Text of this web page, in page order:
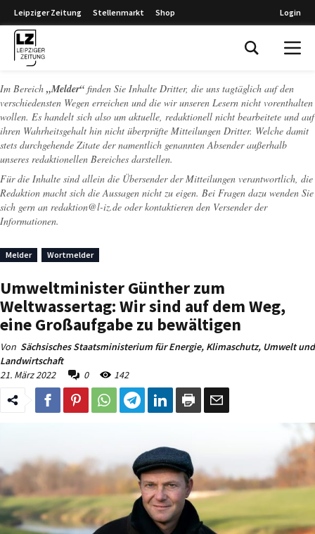
Leipziger Zeitung Stellenmarkt Shop Login
Im Bereich „Melder“ finden Sie Inhalte Dritter, die uns tagtäglich auf den
verschiedensten Wegen erreichen und die wir unseren Lesern nicht vorenthalten
wollen. Es handelt sich also um aktuelle, redaktionell nicht bearbeitete und auf
ihren Wahrheitsgehalt hin nicht überprüfte Mitteilungen Dritter. Welche damit
stets durchgehende Zitate der namentlich genannten Absender außerhalb
unseres redaktionellen Bereiches darstellen.
Für die Inhalte sind allein die Übersender der Mitteilungen verantwortlich, die
Redaktion macht sich die Aussagen nicht zu eigen. Bei Fragen dazu wenden Sie
sich gern an redaktion@l-iz.de oder kontaktieren den Versender der
Informationen.
Melder Wortmelder
Umweltminister Günther zum
Weltwassertag: Wir sind auf dem Weg,
eine Großaufgabe zu bewältigen
Von Sächsisches Staatsministerium für Energie, Klimaschutz, Umwelt und
Landwirtschaft
21. März 2022
0 142